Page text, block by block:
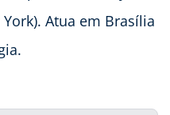
Atua em Brasília